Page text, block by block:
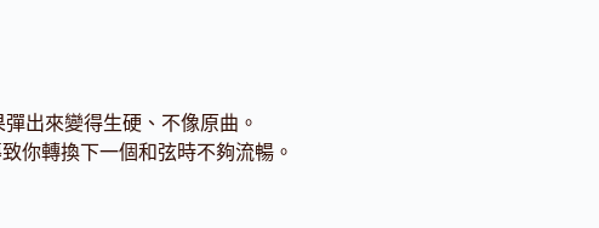
出來變得生硬、不像原曲。
你轉換下一個和弦時不夠流暢。